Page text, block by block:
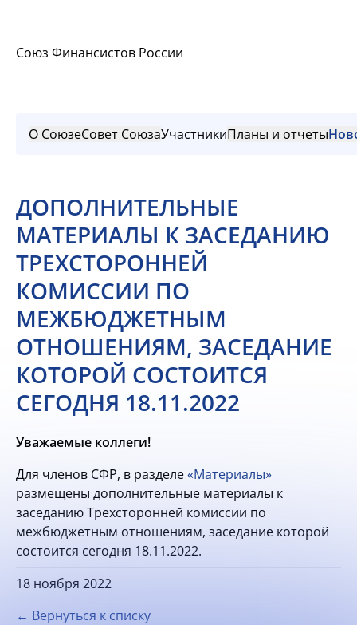
Союз Финансистов России
О СоюзеСовет СоюзаУчастникиПланы и отчеты
ДОПОЛНИТЕЛЬНЫЕ
МАТЕРИАЛЫ К ЗАСЕДАНИЮ
ТРЕХСТОРОННЕЙ
КОМИССИИ ПО
МЕЖБЮДЖЕТНЫМ
ОТНОШЕНИЯМ, ЗАСЕДАНИЕ
КОТОРОЙ СОСТОИТСЯ
СЕГОДНЯ 18.11.2022
Уважаемые коллеги!
Для членов СФР, в разделе«Материалы»
размещены дополнительные материалы к
заседанию Трехсторонней комиссии по
межбюджетным отношениям, заседание которой
состоится сегодня 18.11.2022.
18 ноября 2022
← Вернуться к списку